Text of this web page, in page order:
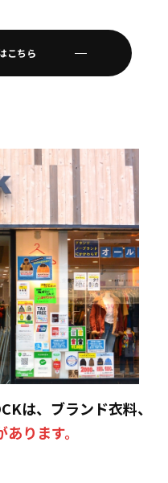
こちら
は、ブランド衣料、
ります。